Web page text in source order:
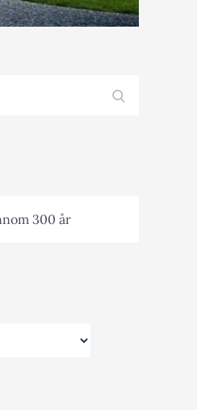
300 år